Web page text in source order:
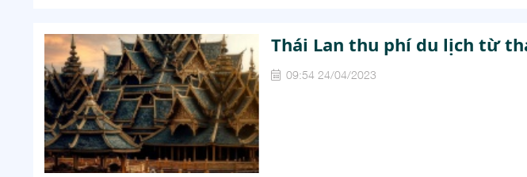
Thái Lan thu phí du lịch từ
09:54 24/04/2023